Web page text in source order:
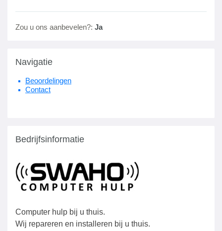
Zou u ons aanbevelen?: Ja
Navigatie
Beoordelingen
Contact
Bedrijfsinformatie
Computer hulp bij u thuis.
Wij repareren en installeren bij u thuis.